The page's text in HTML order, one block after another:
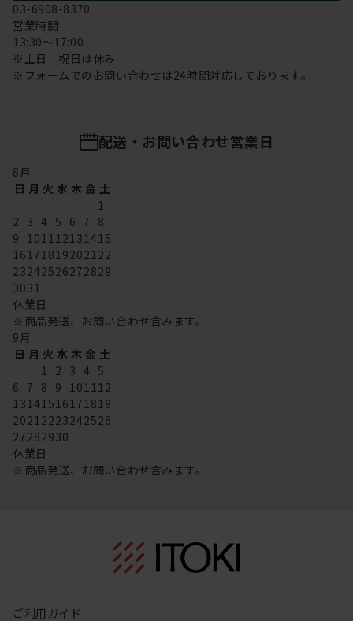
03-6908-8370
営業時間
13:30～17:00
※土日 祝日は休み
※フォームでのお問い合わせは24時間対応しております。
配送・お問い合わせ営業日
8月
日 月 火 水 木 金 土
1
2 3 4 5 6 7 8
9 101112131415
16171819202122
23242526272829
3031
休業日
※商品発送、お問い合わせ含みます。
9月
日 月 火 水 木 金 土
1 2 3 4 5
6 7 8 9 101112
13141516171819
20212223242526
27282930
休業日
※商品発送、お問い合わせ含みます。
ご利用ガイド